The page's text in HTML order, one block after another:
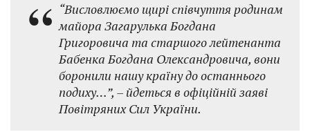
“Висловлюємо щирі співчуття родинам
майора Загарулька Богдана
Григоровича та старшого лейтенанта
Бабенка Богдана Олександровича, вони
боронили нашу країну до останнього
подиху…”, – йдеться в офіційній заяві
Повітряних Сил України.